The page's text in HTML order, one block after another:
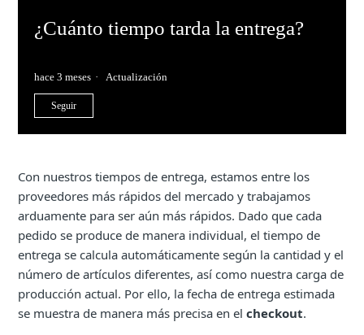
¿Cuánto tiempo tarda la entrega?
hace 3 meses Actualización
Seguir
Con nuestros tiempos de entrega, estamos entre los
proveedores más rápidos del mercado y trabajamos
arduamente para ser aún más rápidos. Dado que cada
pedido se produce de manera individual, el tiempo de
entrega se calcula automáticamente según la cantidad y el
número de artículos diferentes, así como nuestra carga de
producción actual. Por ello, la fecha de entrega estimada
se muestra de manera más precisa en elcheckout.